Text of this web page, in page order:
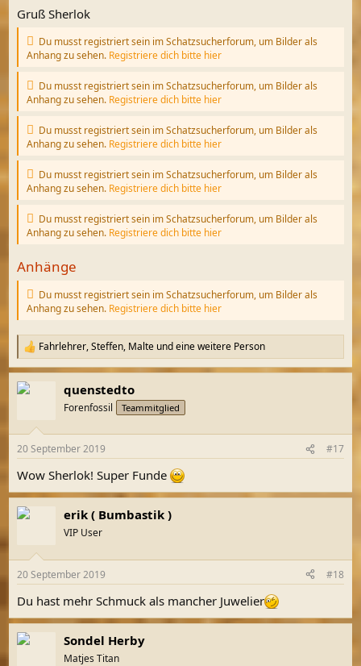
Gruß Sherlok
Du musst registriert sein im Schatzsucherforum, um Bilder als
Anhang zu sehen. Registriere dich bitte hier
Du musst registriert sein im Schatzsucherforum, um Bilder als
Anhang zu sehen. Registriere dich bitte hier
Du musst registriert sein im Schatzsucherforum, um Bilder als
Anhang zu sehen. Registriere dich bitte hier
Du musst registriert sein im Schatzsucherforum, um Bilder als
Anhang zu sehen. Registriere dich bitte hier
Du musst registriert sein im Schatzsucherforum, um Bilder als
Anhang zu sehen. Registriere dich bitte hier
Anhänge
Du musst registriert sein im Schatzsucherforum, um Bilder als
Anhang zu sehen. Registriere dich bitte hier
R
e
a
k
e
:
Fahrlehrer,Steffen, Malte und eine weitere Person
quenstedto
Forenfossil Teammitglied
20 September 2019 #17
Wow Sherlok! Super Funde
erik ( Bumbastik )
VIP User
20 September 2019 #18
Du hast mehr Schmuck als mancher Juwelier
Sondel Herby
Matjes Titan